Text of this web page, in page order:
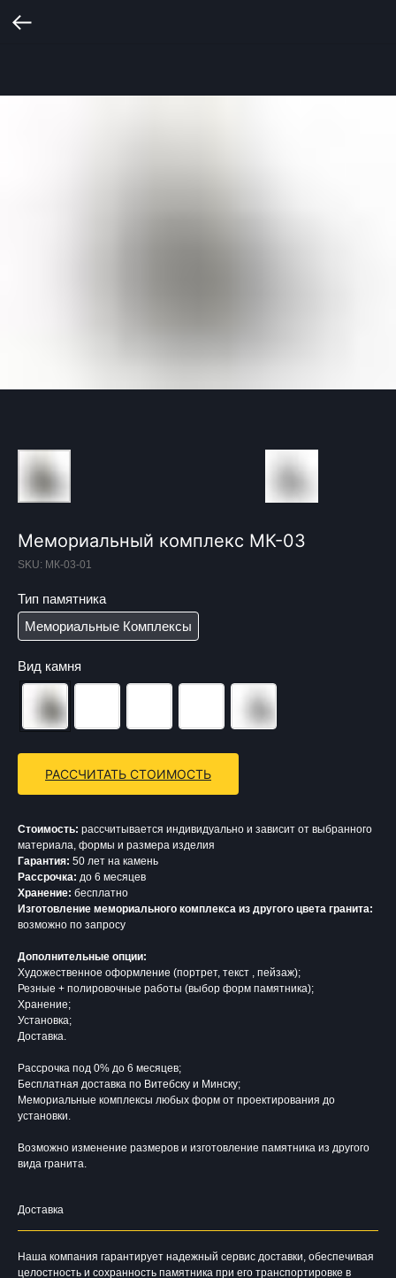
Мемориальный комплекс МК-03
SKU: МК-03-01
Тип памятника
Мемориальные Комплексы
Вид камня
РАССЧИТАТЬ СТОИМОСТЬ
Стоимость: рассчитывается индивидуально и зависит от выбранного
материала, формы и размера изделия
Гарантия: 50 лет на камень
Рассрочка: до 6 месяцев
Хранение: бесплатно
Изготовление мемориального комплекса из другого цвета гранита:
возможно по запросу
Дополнительные опции:
Художественное оформление (портрет, текст , пейзаж);
Резные + полировочные работы (выбор форм памятника);
Хранение;
Установка;
Доставка.
Рассрочка под 0% до 6 месяцев;
Бесплатная доставка по Витебску и Минску;
Мемориальные комплексы любых форм от проектирования до
установки.
Возможно изменение размеров и изготовление памятника из другого
вида гранита.
Доставка
Наша компания гарантирует надежный сервис доставки, обеспечивая
целостность и сохранность памятника при его транспортировке в
Вторник - Суббота:
С 10.00 - 19.00
Понедельник: Выходной